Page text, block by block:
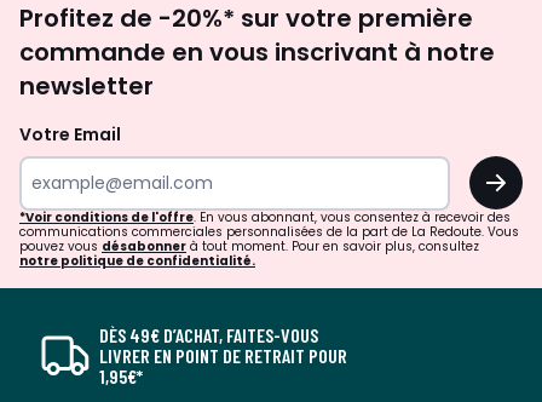
newsletter
Profitez de -20%* sur votre première
commande en vous inscrivant à notre
newsletter
Votre Email
OK
*Voir conditions de l'offre. En vous abonnant, vous consentez à recevoir des
communications commerciales personnalisées de la part de La Redoute. Vous
pouvez vous désabonner à tout moment. Pour en savoir plus, consultez
notre politique de confidentialité.
DÈS 49€ D’ACHAT, FAITES-VOUS
LIVRER EN POINT DE RETRAIT POUR
1,95€*